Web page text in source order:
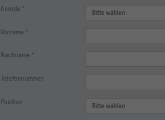
Anrede
Vorname
Nachname
Telefonnummer
Position